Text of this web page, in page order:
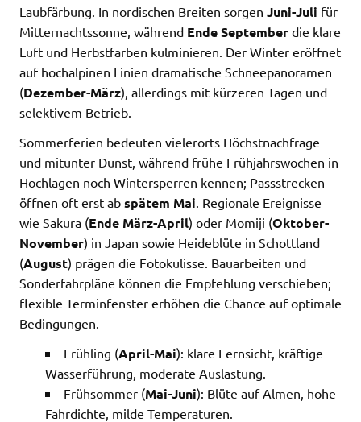
Laubfärbung. In nordischen Breiten sorgen Juni-Juli für
Mitternachtssonne, während Ende September die klare
Luft und Herbstfarben kulminieren. Der Winter eröffnet
auf hochalpinen Linien dramatische Schneepanoramen
(Dezember-März), allerdings mit kürzeren Tagen und
selektivem Betrieb.
Sommerferien bedeuten vielerorts Höchstnachfrage
und mitunter Dunst, während frühe Frühjahrswochen in
Hochlagen noch Wintersperren kennen; Passstrecken
öffnen oft erst ab spätem Mai . Regionale Ereignisse
wie Sakura (Ende März-April) oder Momiji (Oktober-
November) in Japan sowie Heideblüte in Schottland
(August) prägen die Fotokulisse. Bauarbeiten und
Sonderfahrpläne können die Empfehlung verschieben;
flexible Terminfenster erhöhen die Chance auf optimale
Bedingungen.
Frühling (April-Mai): klare Fernsicht, kräftige
Wasserführung, moderate Auslastung.
Frühsommer (Mai-Juni): Blüte auf Almen, hohe
Fahrdichte, milde Temperaturen.